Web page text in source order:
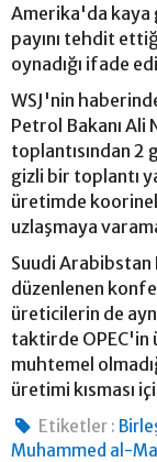
Amerika'da kaya
payını tehdit
oynadığı ifade
WSJ'nin
Petrol Bakanı Ali
toplantısından
gizli bir toplantı
üretimde
uzlaşmaya
Suudi Arabibstan
düzenlenen
üreticilerin de
taktirde OPEC'in
muhtemel
üretimi kısması
Etiketler :
Muhammed al-